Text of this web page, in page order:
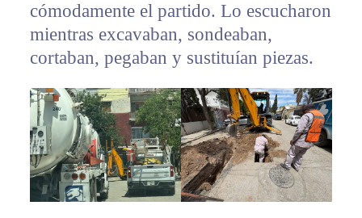
cómodamente el partido. Lo escucharon
mientras excavaban, sondeaban,
cortaban, pegaban y sustituían piezas.